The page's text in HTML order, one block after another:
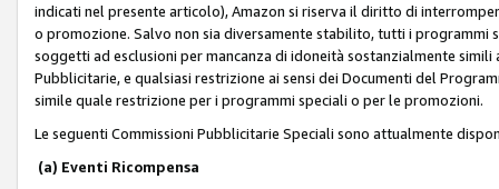
indicati nel presente articolo), Amazon si riserva il diritto di
o promozione. Salvo non sia diversamente stabilito, tutti i
soggetti ad esclusioni per mancanza di idoneità sostanzialmente
Pubblicitarie, e qualsiasi restrizione ai sensi dei Documenti del
simile quale restrizione per i programmi speciali o per le promozioni.
Le seguenti Commissioni Pubblicitarie Speciali sono attualmente
(a) Eventi Ricompensa